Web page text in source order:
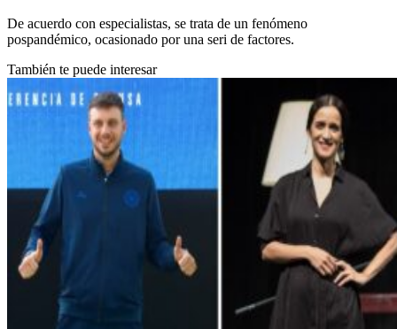
De acuerdo con especialistas, se trata de un fenómeno
pospandémico, ocasionado por una seri de factores.
También te puede interesar